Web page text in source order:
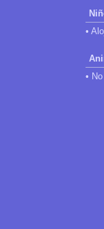
•
•